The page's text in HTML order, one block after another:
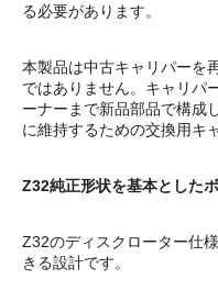
る必要があります。
本製品は中古キャリパーを
ではありません。キャリパ
ーナーまで新品部品で構成
に維持するための交換用キ
Z32純正形状を基本とした
Z32のディスクローター仕
きる設計です。